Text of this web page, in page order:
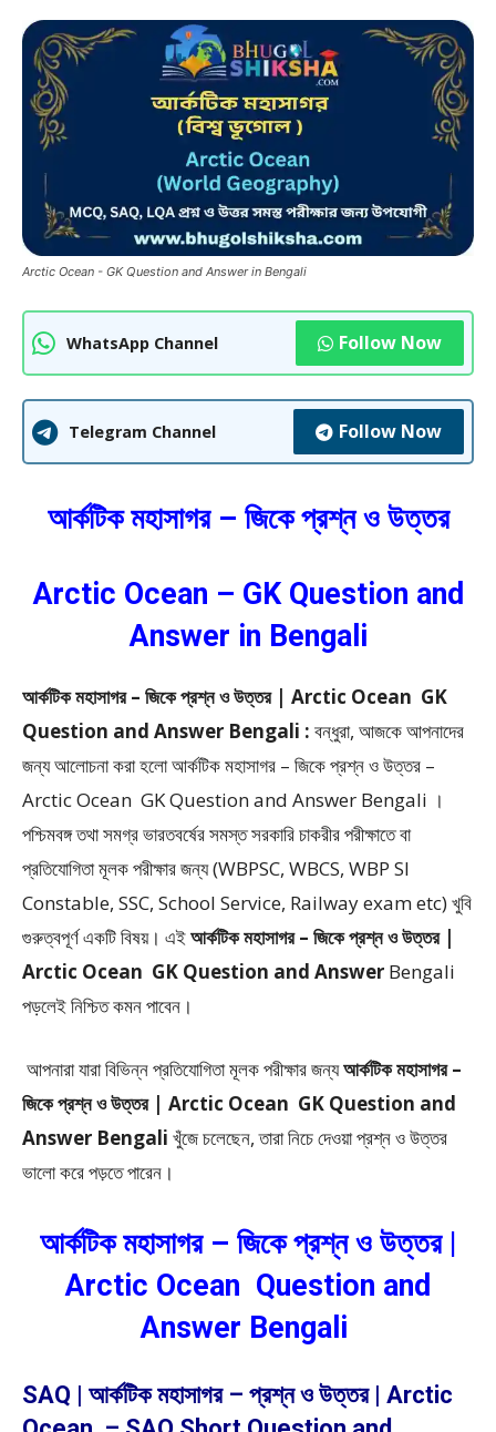
Arctic Ocean - GK Question and Answer in Bengali
WhatsApp Channel Follow Now
Telegram Channel Follow Now
আর্কটিক মহাসাগর – জিকে প্রশ্ন ও উত্তর
Arctic Ocean – GK Question and
Answer in Bengali
আর্কটিক মহাসাগর – জিকে প্রশ্ন ও উত্তর | Arctic Ocean GK
Question and Answer Bengali : বন্ধুরা, আজকে আপনাদের
জন্য আলোচনা করা হলো আর্কটিক মহাসাগর – জিকে প্রশ্ন ও উত্তর –
Arctic Ocean GK Question and Answer Bengali ।
পশ্চিমবঙ্গ তথা সমগ্র ভারতবর্ষের সমস্ত সরকারি চাকরীর পরীক্ষাতে বা
প্রতিযোগিতা মূলক পরীক্ষার জন্য (WBPSC, WBCS, WBP SI
Constable, SSC, School Service, Railway exam etc) খুবি
গুরুত্বপূর্ণ একটি বিষয়। এইআর্কটিক মহাসাগর – জিকে প্রশ্ন ও উত্তর |
Arctic Ocean GK Question and Answer Bengali
পড়লেই নিশ্চিত কমন পাবেন।
আপনারা যারা বিভিন্ন প্রতিযোগিতা মূলক পরীক্ষার জন্যআর্কটিক মহাসাগর –
জিকে প্রশ্ন ও উত্তর | Arctic Ocean GK Question and
Answer Bengali খুঁজে চলেছেন, তারা নিচে দেওয়া প্রশ্ন ও উত্তর
ভালো করে পড়তে পারেন।
আর্কটিক মহাসাগর – জিকে প্রশ্ন ও উত্তর |
Arctic Ocean Question and
Answer Bengali
SAQ | আর্কটিক মহাসাগর – প্রশ্ন ও উত্তর | Arctic